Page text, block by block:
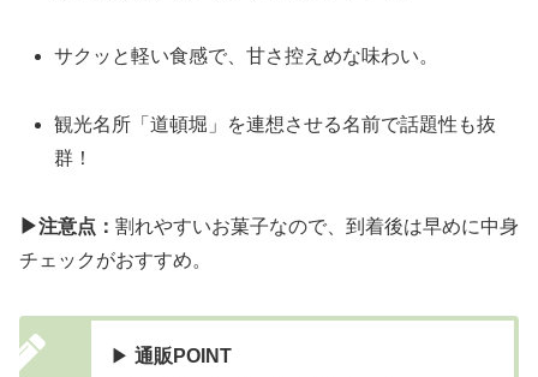
サクッと軽い食感で、甘さ控えめな味わい。
観光名所「道頓堀」を連想させる名前で話題性も抜
群！
▶注意点： 割れやすいお菓子なので、到着後は早めに中身
チェックがおすすめ。
▶ 通販POINT